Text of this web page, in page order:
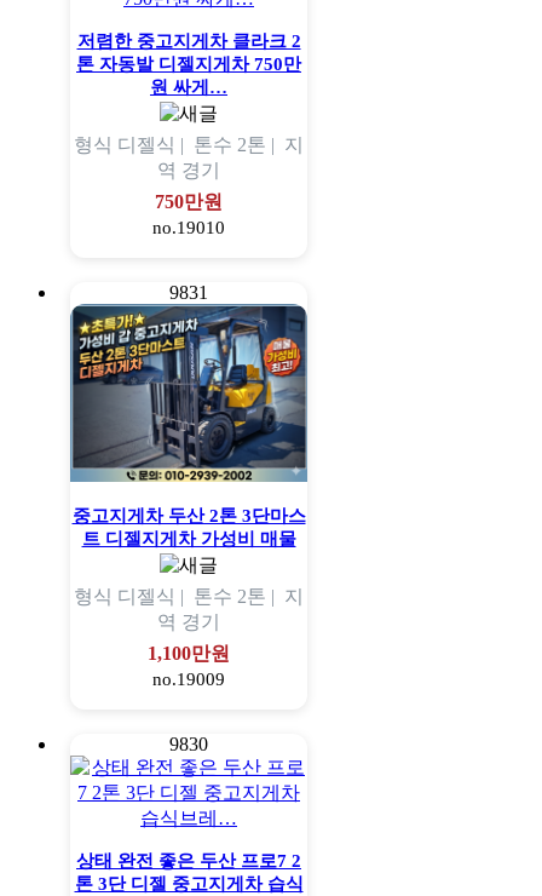
저렴한 중고지게차 클라크 2
톤 자동발 디젤지게차 750만
원 싸게…
형식 디젤식 | 톤수 2톤 | 지
역 경기
750만원
no.19010
9831
중고지게차 두산 2톤 3단마스
트 디젤지게차 가성비 매물
형식 디젤식 | 톤수 2톤 | 지
역 경기
1,100만원
no.19009
9830
상태 완전 좋은 두산 프로7 2
톤 3단 디젤 중고지게차 습식